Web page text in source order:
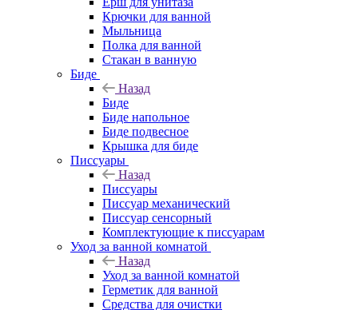
Крючки для ванной
Мыльница
Полка для ванной
Стакан в ванную
Биде
Назад
Биде
Биде напольное
Биде подвесное
Крышка для биде
Писсуары
Назад
Писсуары
Писсуар механический
Писсуар сенсорный
Комплектующие к писсуарам
Уход за ванной комнатой
Назад
Уход за ванной комнатой
Герметик для ванной
Средства для очистки